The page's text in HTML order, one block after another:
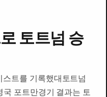
토트넘 승
트를 기록했대토트넘
포트만경기 결과는 토